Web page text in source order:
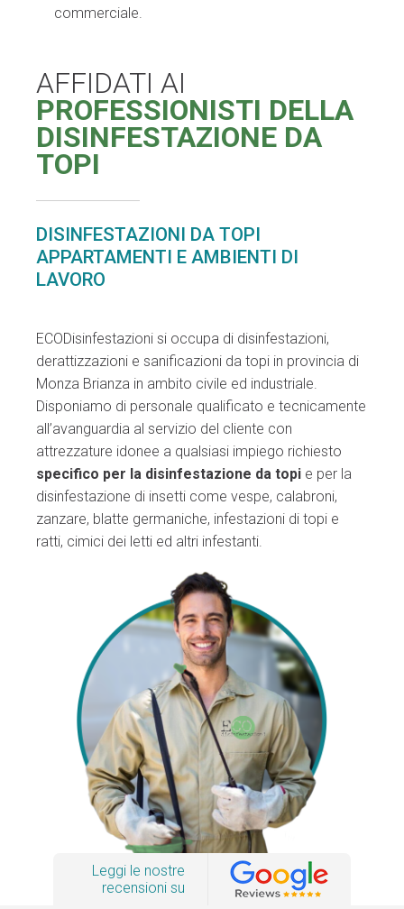
commerciale.
AFFIDATI AI
PROFESSIONISTI DELLA
DISINFESTAZIONE DA
TOPI
DISINFESTAZIONI DA TOPI
APPARTAMENTI E AMBIENTI DI
LAVORO
ECODisinfestazioni si occupa di disinfestazioni,
derattizzazioni e sanificazioni da topi in provincia di
Monza Brianza in ambito civile ed industriale.
Disponiamo di personale qualificato e tecnicamente
all’avanguardia al servizio del cliente con
attrezzature idonee a qualsiasi impiego richiesto
specifico per la disinfestazione da topi e per la
disinfestazione di insetti come vespe, calabroni,
zanzare, blatte germaniche, infestazioni di topi e
ratti, cimici dei letti ed altri infestanti.
Leggi le nostre
recensioni su